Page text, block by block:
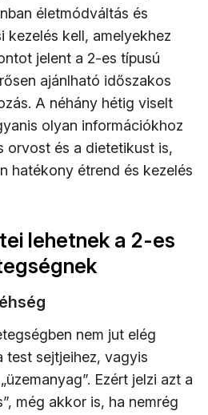
életmódváltás és
kezelés kell, amelyekhez
jelent a 2-es típusú
ajánlható időszakos
A néhány hétig viselt
olyan információkhoz
orvost és a dietetikust is,
hatékony étrend és kezelés
lehetnek a 2-es
nem jut elég
test sejtjeihez, vagyis
Ezért jelzi azt a
még akkor is, ha nemrég